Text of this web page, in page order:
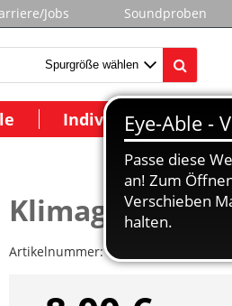
Jobs Soundproben
Individuelle Modelle
Klimagerät
Artikelnummer:ET59370-28